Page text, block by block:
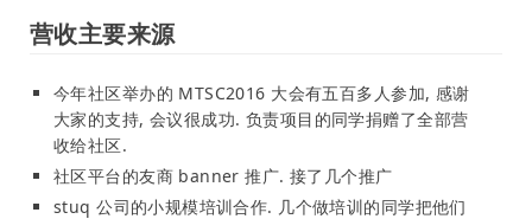
营收主要来源
今年社区举办的 MTSC2016 大会有五百多人参加, 感谢
大家的支持, 会议很成功. 负责项目的同学捐赠了全部营
收给社区.
社区平台的友商 banner 推广. 接了几个推广
stuq 公司的小规模培训合作. 几个做培训的同学把他们